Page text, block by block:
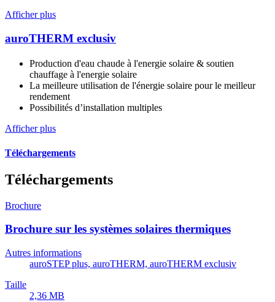
Afficher plus
auroTHERM exclusiv
Production d'eau chaude à l'energie solaire & soutien
chauffage à l'energie solaire
La meilleure utilisation de l'énergie solaire pour le meilleur
rendement
Possibilités d’installation multiples
Afficher plus
Téléchargements
Téléchargements
Brochure
Brochure sur les systèmes solaires thermiques
Autres informations
auroSTEP plus, auroTHERM, auroTHERM exclusiv
Taille
2,36 MB